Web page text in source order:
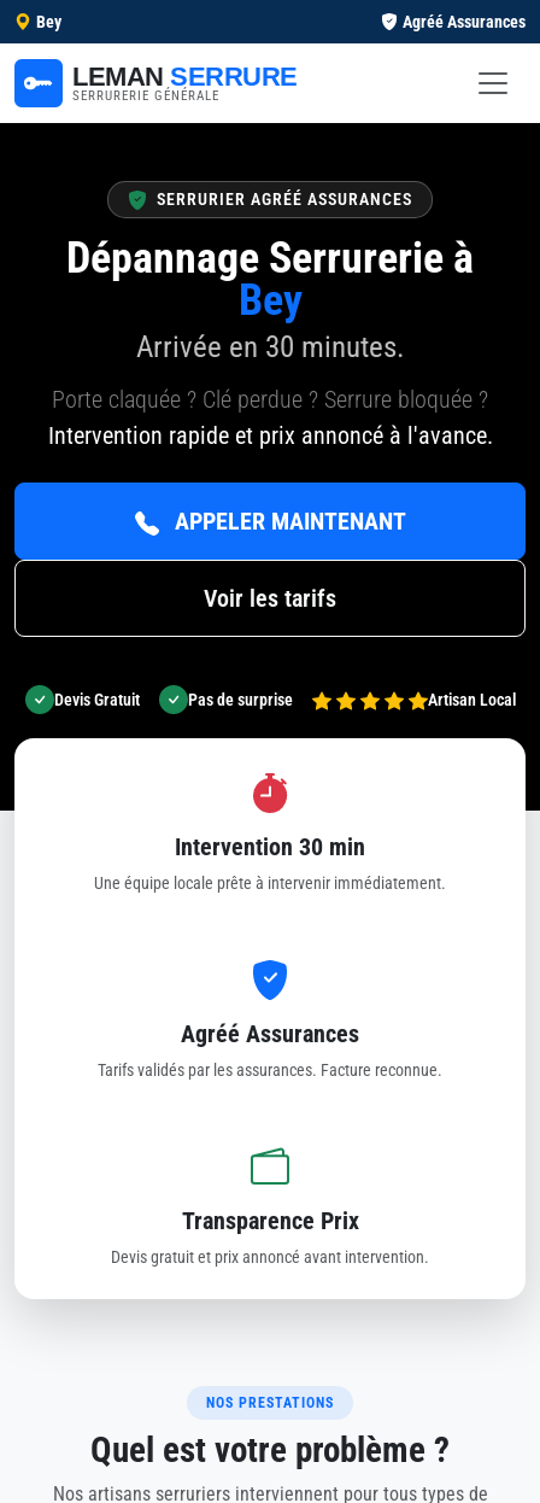
Bey Agréé Assurances
LEMAN SERRURE
SERRURERIE GÉNÉRALE
SERRURIER AGRÉÉ ASSURANCES
Dépannage Serrurerie à
Bey
Arrivée en 30 minutes.
Porte claquée ? Clé perdue ? Serrure bloquée ?
Intervention rapide et prix annoncé à l'avance.
APPELER MAINTENANT
Voir les tarifs
Devis Gratuit Pas de surprise Artisan Local
Intervention 30 min
Une équipe locale prête à intervenir immédiatement.
Agréé Assurances
Tarifs validés par les assurances. Facture reconnue.
Transparence Prix
Devis gratuit et prix annoncé avant intervention.
NOS PRESTATIONS
Quel est votre problème ?
Nos artisans serruriers interviennent pour tous types de